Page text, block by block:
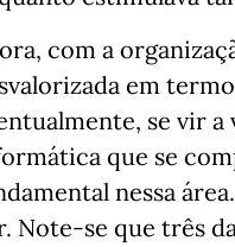
com a
em
se vir
que se
nessa
Note-se que três